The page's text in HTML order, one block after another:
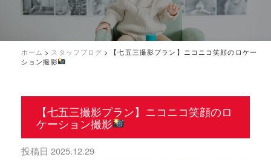
ホーム > スタッフブログ >
【七五三撮影プラン】ニコニコ笑顔のロケー
ション撮影
【七五三撮影プラン】ニコニコ笑顔のロ
ケーション撮影
投稿日 2025.12.29